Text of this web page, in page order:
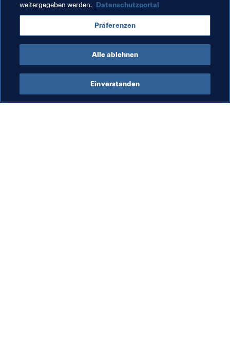
Verwandte Themen
Organisation
weitergegeben werden. Datenschutzportal
Präferenzen
Alle ablehnen
Einverstanden